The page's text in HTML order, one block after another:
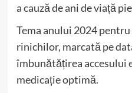
a cauză de ani de viață
Tema anului 2024
rinichilor, marcată pe
îmbunătățirea accesului
medicație optimă.